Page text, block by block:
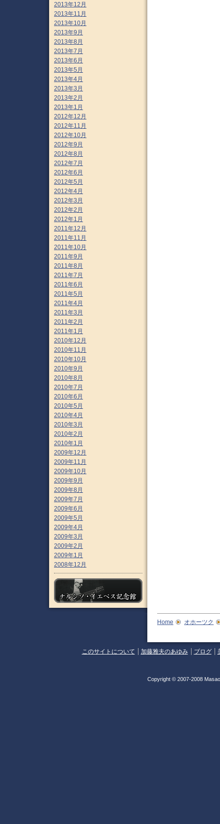
2013年12月
2013年11月
2013年10月
2013年9月
2013年8月
2013年7月
2013年6月
2013年5月
2013年4月
2013年3月
2013年2月
2013年1月
2012年12月
2012年11月
2012年10月
2012年9月
2012年8月
2012年7月
2012年6月
2012年5月
2012年4月
2012年3月
2012年2月
2012年1月
2011年12月
2011年11月
2011年10月
2011年9月
2011年8月
2011年7月
2011年6月
2011年5月
2011年4月
2011年3月
2011年2月
2011年1月
2010年12月
2010年11月
2010年10月
2010年9月
2010年8月
2010年7月
2010年6月
2010年5月
2010年4月
2010年3月
2010年2月
2010年1月
2009年12月
2009年11月
2009年10月
2009年9月
2009年8月
2009年7月
2009年6月
2009年5月
2009年4月
2009年3月
2009年2月
2009年1月
2008年12月
Home オホーツク
このサイトについて 加藤雅夫のあゆみ ブログ
Copyright © 2007-2008